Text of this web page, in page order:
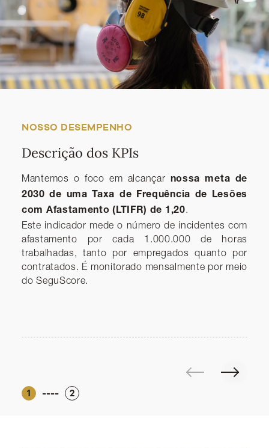
NOSSO DESEMPENHO
Descrição dos KPIs
Mantemos o foco em alcançar nossa meta de
2030 de uma Taxa de Frequência de Lesões
com Afastamento (LTIFR) de 1,20.
Este indicador mede o número de incidentes com
afastamento por cada 1.000.000 de horas
trabalhadas, tanto por empregados quanto por
contratados. É monitorado mensalmente por meio
do SeguScore.
NOSSO DESEMPENHO
Descrição dos KPIs
Mantemos o foco em sustentar nosso objetivo de
zero acidentes fatais(incluindo empregados e
contratados). O ano 2025 marca o quarto ano
consecutivo em que alcançamos esse
compromisso fundamental.
1 ---- 2